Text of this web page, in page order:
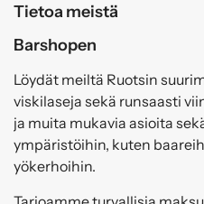
Tietoa meistä
Barshopen
Löydät meiltä Ruotsin
viskilaseja sekä runsaasti
ja muita mukavia asioita
ympäristöihin, kuten
yökerhoihin.